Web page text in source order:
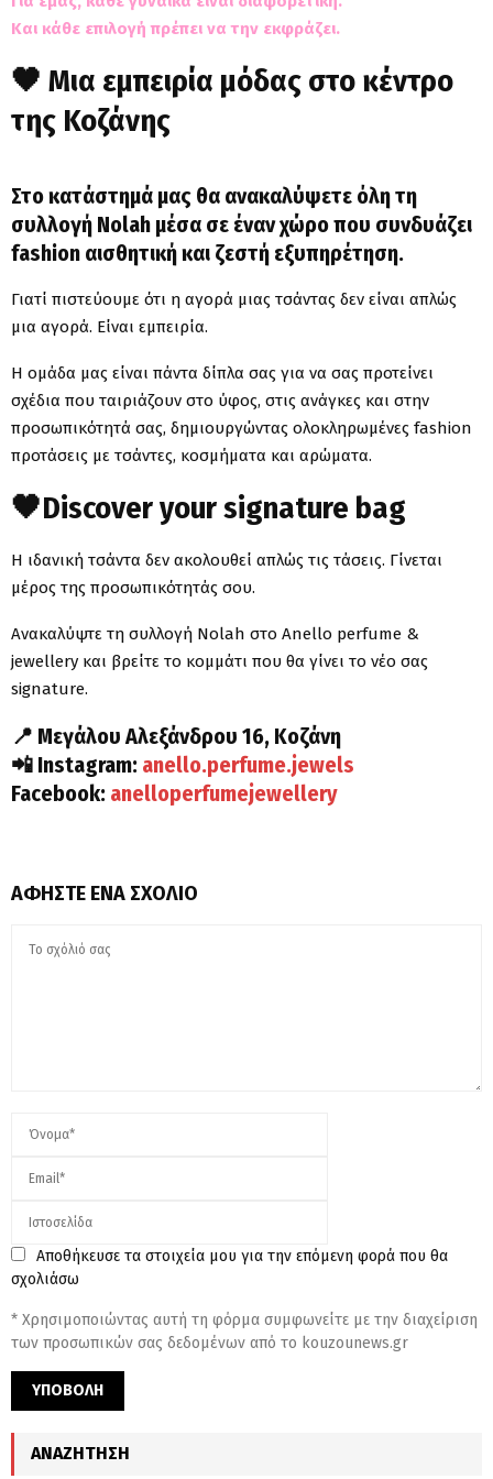
Και κάθε επιλογή πρέπει να την εκφράζει.
🖤 Μια εμπειρία μόδας στο κέντρο
της Κοζάνης
Στο κατάστημά μας θα ανακαλύψετε όλη τη
συλλογή Nolah μέσα σε έναν χώρο που συνδυάζει
fashion αισθητική και ζεστή εξυπηρέτηση.
Γιατί πιστεύουμε ότι η αγορά μιας τσάντας δεν είναι απλώς
μια αγορά. Είναι εμπειρία.
Η ομάδα μας είναι πάντα δίπλα σας για να σας προτείνει
σχέδια που ταιριάζουν στο ύφος, στις ανάγκες και στην
προσωπικότητά σας, δημιουργώντας ολοκληρωμένες fashion
προτάσεις με τσάντες, κοσμήματα και αρώματα.
🖤Discover your signature bag
Η ιδανική τσάντα δεν ακολουθεί απλώς τις τάσεις. Γίνεται
μέρος της προσωπικότητάς σου.
Ανακαλύψτε τη συλλογή Nolah στο Anello perfume &
jewellery και βρείτε το κομμάτι που θα γίνει το νέο σας
signature.
📍 Μεγάλου Αλεξάνδρου 16, Κοζάνη
📲 Instagram: anello.perfume.jewels
Facebook: anelloperfumejewellery
ΑΦΉΣΤΕ ΈΝΑ ΣΧΌΛΙΟ
Αποθήκευσε τα στοιχεία μου για την επόμενη φορά που θα
σχολιάσω
* Χρησιμοποιώντας αυτή τη φόρμα συμφωνείτε με την διαχείριση
των προσωπικών σας δεδομένων από το kouzounews.gr
ΑΝΑΖΉΤΗΣΗ